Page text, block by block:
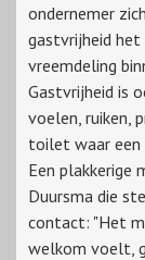
ondernemer
gastvrijheid het
vreemdeling
Gastvrijheid is
voelen, ruiken,
toilet waar een
Een plakkerige
Duursma die
contact: "Het
welkom voelt,